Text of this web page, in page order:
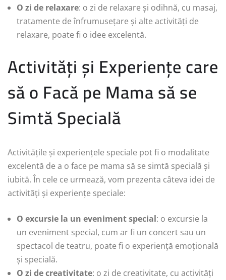
O zi de relaxare: o zi de relaxare și odihnă, cu masaj,
tratamente de înfrumusețare și alte activități de
relaxare, poate fi o idee excelentă.
Activități și Experiențe care
să o Facă pe Mama să se
Simtă Specială
Activitățile și experiențele speciale pot fi o modalitate
excelentă de a o face pe mama să se simtă specială și
iubită. În cele ce urmează, vom prezenta câteva idei de
activități și experiențe speciale:
O excursie la un eveniment special: o excursie la
un eveniment special, cum ar fi un concert sau un
spectacol de teatru, poate fi o experiență emoțională
și specială.
O zi de creativitate: o zi de creativitate, cu activități